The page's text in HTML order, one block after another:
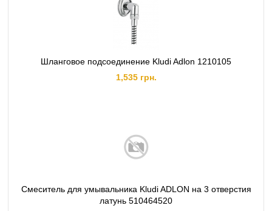
Шланговое подсоединение Kludi Adlon 1210105
1,535 грн.
Смеситель для умывальника Kludi ADLON на 3 отверстия
латунь 510464520